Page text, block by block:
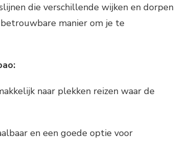
die verschillende wijken en dorpen
manier om je te
naar plekken reizen waar de
en een goede optie voor